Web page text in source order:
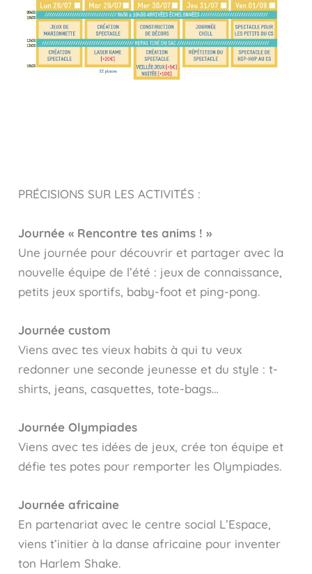
PRÉCISIONS SUR LES ACTIVITÉS :
Journée « Rencontre tes anims ! »
Une journée pour découvrir et partager avec la
nouvelle équipe de l’été : jeux de connaissance,
petits jeux sportifs, baby-foot et ping-pong.
Journée custom
Viens avec tes vieux habits à qui tu veux
redonner une seconde jeunesse et du style : t-
shirts, jeans, casquettes, tote-bags…
Journée Olympiades
Viens avec tes idées de jeux, crée ton équipe et
défie tes potes pour remporter les Olympiades.
Journée africaine
En partenariat avec le centre social L’Espace,
viens t’initier à la danse africaine pour inventer
ton Harlem Shake.